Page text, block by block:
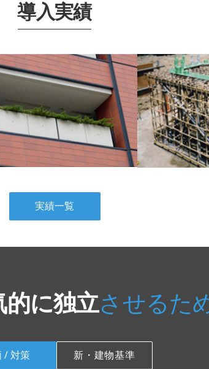
導入実績
大強度陽子加速器施設
実績一覧
的に独立させるた
/ 対策 新・建物基準